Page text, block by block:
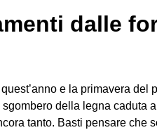
dalle
e la primavera del
della legna caduta
tanto. Basti pensare che